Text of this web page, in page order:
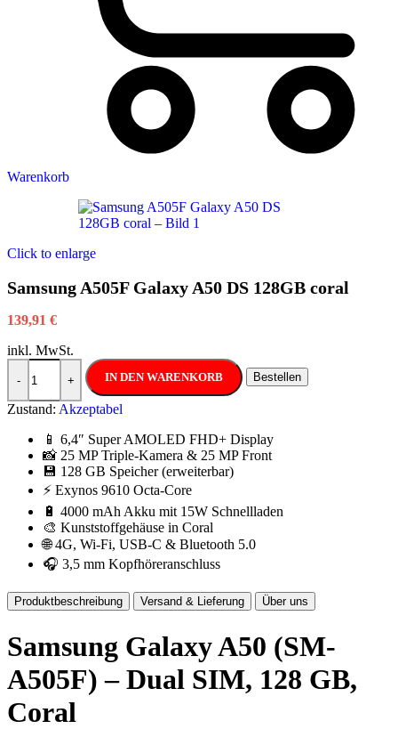
Warenkorb
Click to enlarge
Samsung A505F Galaxy A50 DS 128GB coral
139,91 €
inkl. MwSt.
-
Samsung A505F Galaxy A50 DS 128GB coral Menge
+ IN DEN WARENKORB Bestellen
Zustand: Akzeptabel
📱 6,4″ Super AMOLED FHD+ Display
📸 25 MP Triple-Kamera & 25 MP Front
💾 128 GB Speicher (erweiterbar)
⚡ Exynos 9610 Octa-Core
🔋 4000 mAh Akku mit 15W Schnellladen
🎨 Kunststoffgehäuse in Coral
🌐 4G, Wi-Fi, USB-C & Bluetooth 5.0
🎧 3,5 mm Kopfhöreranschluss
Produktbeschreibung Versand & Lieferung Über uns
Samsung Galaxy A50 (SM-
A505F) – Dual SIM, 128 GB,
Coral